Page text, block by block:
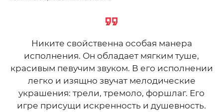
Никите свойственна особая манера
исполнения. Он обладает мягким туше,
красивым певучим звуком. В его исполнении
легко и изящно звучат мелодические
украшения: трели, тремоло, форшлаг. Его
игре присущи искренность и душевность.